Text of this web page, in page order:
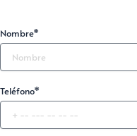
Nombre*
Teléfono*